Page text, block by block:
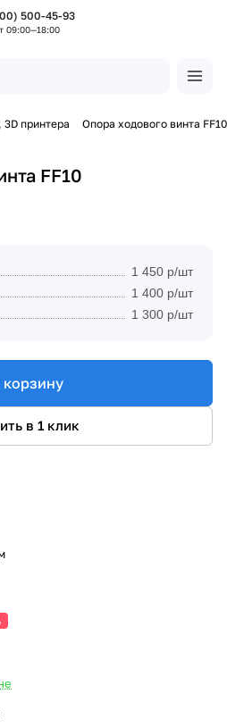
500-45-93
09:00—18:00
принтера Опора ходового винта FF10
FF10
1 450 р/шт
1 400 р/шт
1 300 р/шт
корзину
в 1 клик